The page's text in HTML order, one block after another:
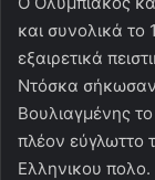
και συνολικά το
εξαιρετικά
Ντόσκα
Βουλιαγμένης
πλέον εύγλωττο
Ελληνικου πολο.